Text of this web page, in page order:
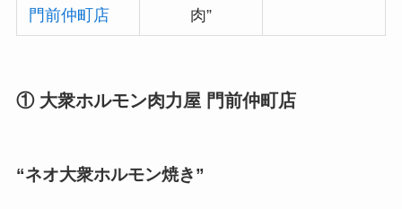
門前仲町店
肉”
① 大衆ホルモン肉力屋 門前仲町店
“ネオ大衆ホルモン焼き”